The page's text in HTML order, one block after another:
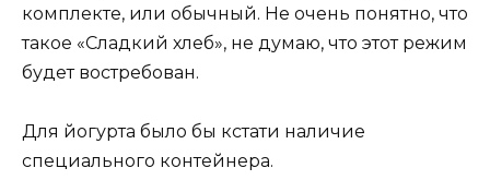
комплекте, или обычный. Не очень понятно, что
такое «Сладкий хлеб», не думаю, что этот режим
будет востребован.
Для йогурта было бы кстати наличие
специального контейнера.